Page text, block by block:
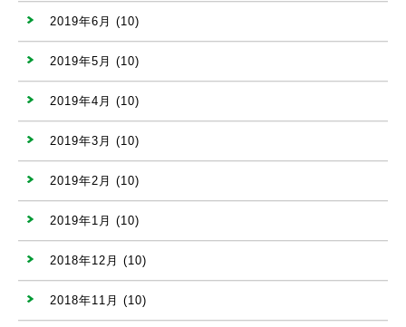
2019年6月 (10)
2019年5月 (10)
2019年4月 (10)
2019年3月 (10)
2019年2月 (10)
2019年1月 (10)
2018年12月 (10)
2018年11月 (10)